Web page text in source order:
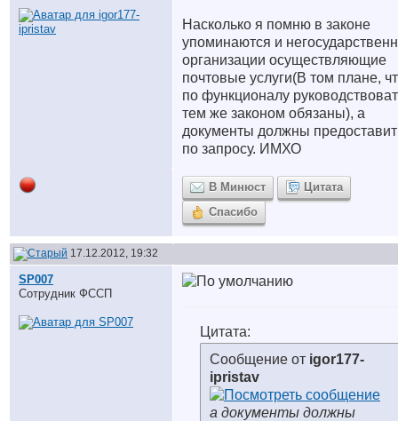
Насколько я помню в законе
упоминаются и
организации осуществляющие
почтовые услуги(В том плане,
по функционалу
тем же законом обязаны), а
документы должны
по запросу. ИМХО
В Минюст
Цитата
Спасибо
17.12.2012, 19:32
SP007
Сотрудник ФССП
Цитата:
Сообщение от igor177-
ipristav
а документы должны